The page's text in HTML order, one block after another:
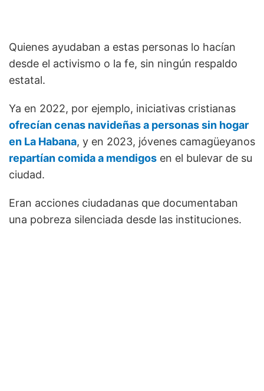
Quienes ayudaban a estas personas lo hacían
desde el activismo o la fe, sin ningún respaldo
estatal.
Ya en 2022, por ejemplo, iniciativas cristianas
ofrecían cenas navideñas a personas sin hogar
en La Habana, y en 2023, jóvenes camagüeyanos
repartían comida a mendigos en el bulevar de su
ciudad.
Eran acciones ciudadanas que documentaban
una pobreza silenciada desde las instituciones.